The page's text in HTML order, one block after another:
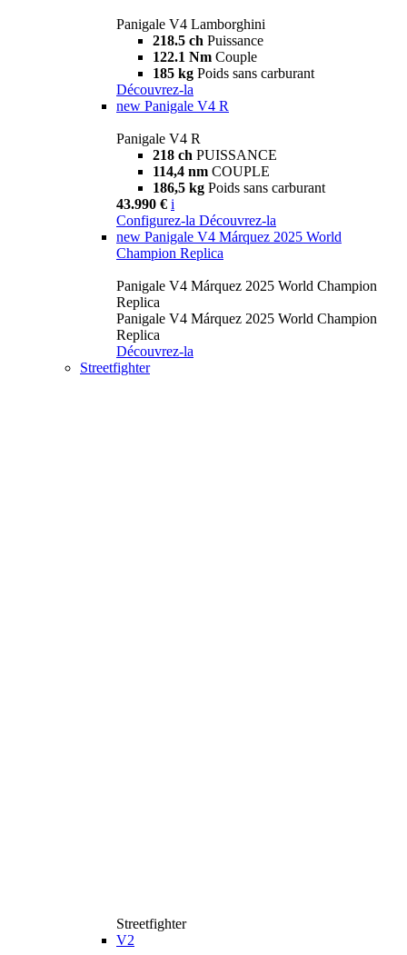
Panigale V4 Lamborghini
218.5 ch Puissance
122.1 Nm Couple
185 kg Poids sans carburant
Découvrez-la
new Panigale V4 R
Panigale V4 R
218 ch PUISSANCE
114,4 nm COUPLE
186,5 kg Poids sans carburant
43.990 € i
Configurez-la Découvrez-la
new Panigale V4 Márquez 2025 World
Champion Replica
Panigale V4 Márquez 2025 World Champion
Replica
Panigale V4 Márquez 2025 World Champion
Replica
Découvrez-la
Streetfighter
Streetfighter
V2